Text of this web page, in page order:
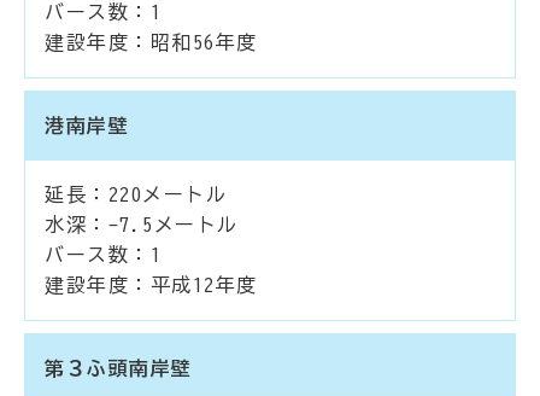
バース数：1
建設年度：昭和56年度
港南岸壁
延長：220メートル
水深：-7.5メートル
バース数：1
建設年度：平成12年度
第３ふ頭南岸壁